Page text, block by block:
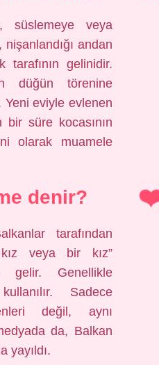
süslemeye veya
andan
tarafının gelinidir.
düğün törenine
Yeni eviyle evlenen
süre kocasının
olarak muamele
denir?
tarafından
veya bir kız”
gelir. Genellikle
Sadece
değil, aynı
da, Balkan
yayıldı.